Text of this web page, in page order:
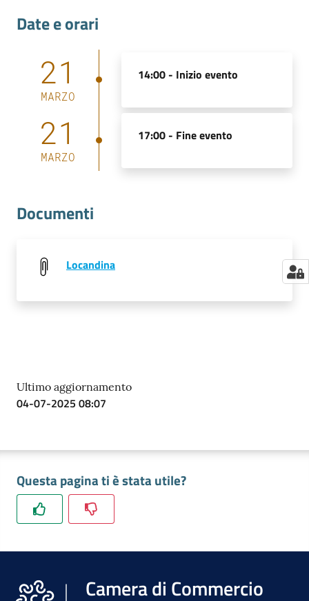
Date e orari
21
MARZO
14:00 - Inizio evento
21
MARZO
17:00 - Fine evento
Documenti
Locandina
Ultimo aggiornamento
04-07-2025 08:07
Questa pagina ti è stata utile?
Camera di Commercio